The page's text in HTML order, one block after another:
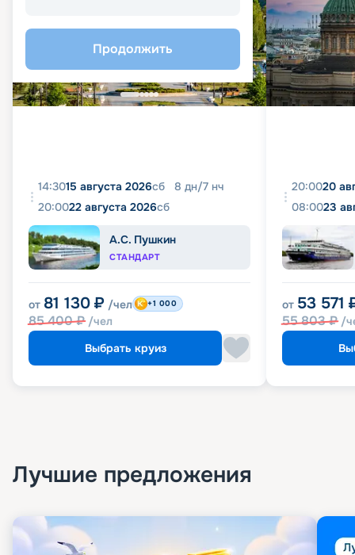
Продолжить
14:3015 августа 2026сб 8 дн/7 нч
20:0022 августа 2026сб
А.С. Пушкин
СТАНДАРТ
от 81 130 ₽ /чел
85 400₽ /чел
+1 000
Выбрать круиз
20:0020
08:0023
от 53 571
55 803₽ /
Лучшие предложения